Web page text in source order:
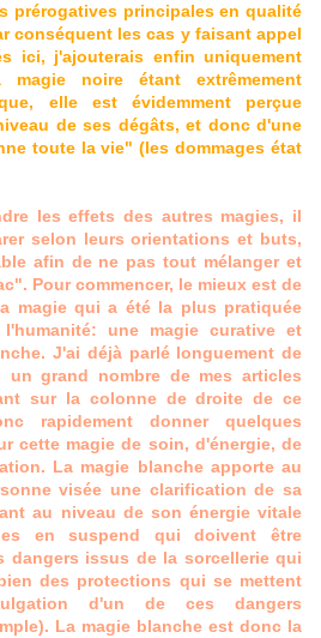
prérogatives principales en qualité
conséquent les cas y faisant appel
ici, j'ajouterais enfin uniquement
noire étant extrêmement
elle est évidemment perçue
de ses dégâts, et donc d'une
toute la vie" (les dommages état
les effets des autres magies, il
selon leurs orientations et buts,
afin de ne pas tout mélanger et
Pour commencer, le mieux est de
magie qui a été la plus pratiquée
une magie curative et
J'ai déjà parlé longuement de
un grand nombre de mes articles
sur la colonne de droite de ce
rapidement donner quelques
cette magie de soin, d'énergie, de
La magie blanche apporte au
visée une clarification de sa
au niveau de son énergie vitale
en suspend qui doivent être
dangers issus de la sorcellerie qui
des protections qui se mettent
d'un de ces dangers
La magie blanche est donc la